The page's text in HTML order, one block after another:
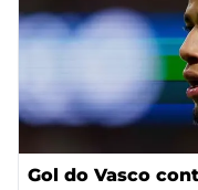
Gol do Vasco